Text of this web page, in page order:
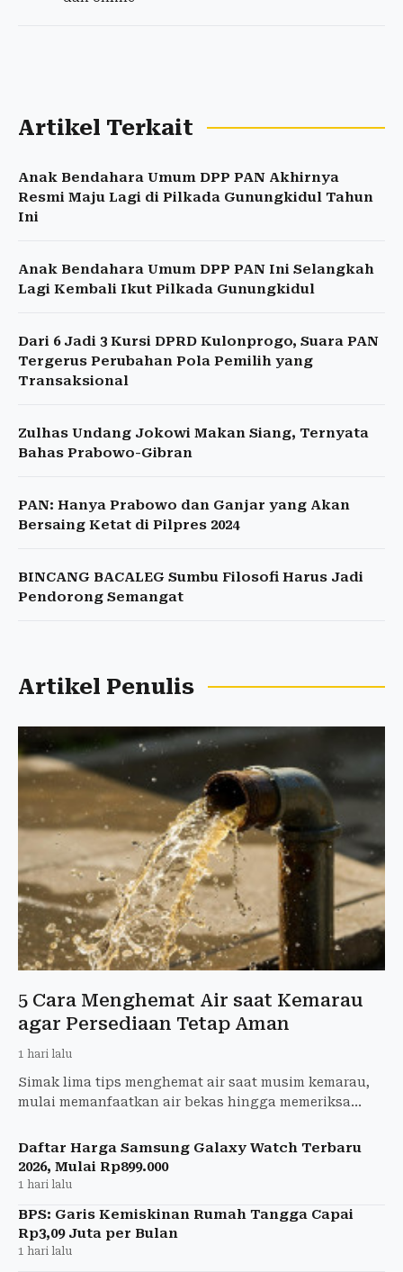
Artikel Terkait
Anak Bendahara Umum DPP PAN Akhirnya
Resmi Maju Lagi di Pilkada Gunungkidul Tahun
Ini
Anak Bendahara Umum DPP PAN Ini Selangkah
Lagi Kembali Ikut Pilkada Gunungkidul
Dari 6 Jadi 3 Kursi DPRD Kulonprogo, Suara PAN
Tergerus Perubahan Pola Pemilih yang
Transaksional
Zulhas Undang Jokowi Makan Siang, Ternyata
Bahas Prabowo-Gibran
PAN: Hanya Prabowo dan Ganjar yang Akan
Bersaing Ketat di Pilpres 2024
BINCANG BACALEG Sumbu Filosofi Harus Jadi
Pendorong Semangat
Artikel Penulis
5 Cara Menghemat Air saat Kemarau
agar Persediaan Tetap Aman
1 hari lalu
Simak lima tips menghemat air saat musim kemarau,
mulai memanfaatkan air bekas hingga memeriksa
Daftar Harga Samsung Galaxy Watch Terbaru
2026, Mulai Rp899.000
1 hari lalu
BPS: Garis Kemiskinan Rumah Tangga Capai
Rp3,09 Juta per Bulan
1 hari lalu